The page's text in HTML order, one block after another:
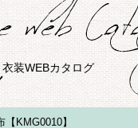
衣装WEBカタログ
KMG0010】